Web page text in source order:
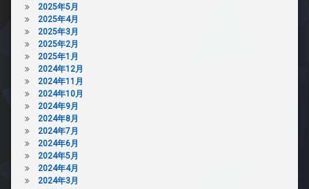
2025年5月
2025年4月
2025年3月
2025年2月
2025年1月
2024年12月
2024年11月
2024年10月
2024年9月
2024年8月
2024年7月
2024年6月
2024年5月
2024年4月
2024年3月